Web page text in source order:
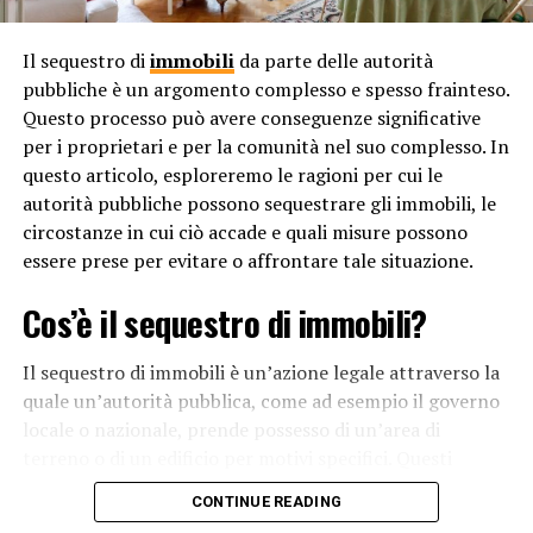
Infine, le leggi sulla filiazione riflettono anche i valori
culturali e sociali di una società. Possono variare da una
cultura all’altra, riflettendo le diverse opinioni e
credenze su cosa costituisca una famiglia e quali sono i
diritti e doveri dei genitori nei confronti dei loro figli. Le
leggi sulla filiazione si evolvono nel tempo per
rispecchiare i cambiamenti nella società, come
l’accettazione delle famiglie omogenitoriali e l’adozione
da parte di genitori single.
In conclusione, le leggi sulla filiazione sono essenziali
stabilire l’ereditarietà e i diritti di successione, definire le
responsabilità legali dei genitori e riflettere i valori
filiazione. Ciò metterebbe a rischio il benessere dei
bambini e la stabilità delle famiglie.
Il sequestro diimmobilida parte delle autorità
pubbliche è un argomento complesso e spesso frainteso.
Questo processo può avere conseguenze significative
per i proprietari e per la comunità nel suo complesso. In
questo articolo, esploreremo le ragioni per cui le
autorità pubbliche possono sequestrare gli immobili, le
circostanze in cui ciò accade e quali misure possono
essere prese per evitare o affrontare tale situazione.
Cos’è il sequestro di immobili?
Il sequestro di immobili è un’azione legale attraverso la
quale un’autorità pubblica, come ad esempio il governo
motivi possono variare dalle questioni di sicurezza
pubblica alla necessità di sviluppo urbano o
CONTINUE READING